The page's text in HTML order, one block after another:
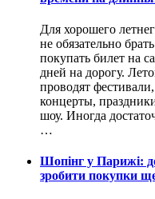
Для хорошего
не обязательно
покупать билет на
дней на дорогу.
проводят
концерты,
шоу. Иногда
…
Шопінг у Парижі:
зробити покупки